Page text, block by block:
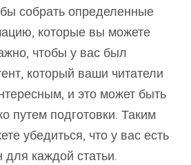
собрать определенные
которые вы можете
чтобы у вас был
который ваши читатели
и это может быть
путем подготовки. Таким
убедиться, что у вас есть
каждой статьи.